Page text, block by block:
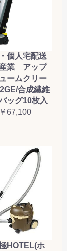
個人宅配送
業 アップ
ームクリー
合成繊維
ッグ10枚入
67,100
HOTEL(ホ